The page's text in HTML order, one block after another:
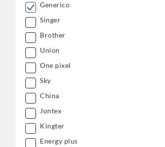
Generico
Singer
Brother
Union
One pixel
Sky
China
Jontex
Kingter
Energy plus